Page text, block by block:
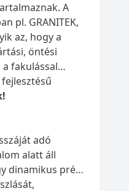
A
pl. GRANITEK,
az, hogy a
öntési
fakulással
adó
alatt áll
dinamikus prés-